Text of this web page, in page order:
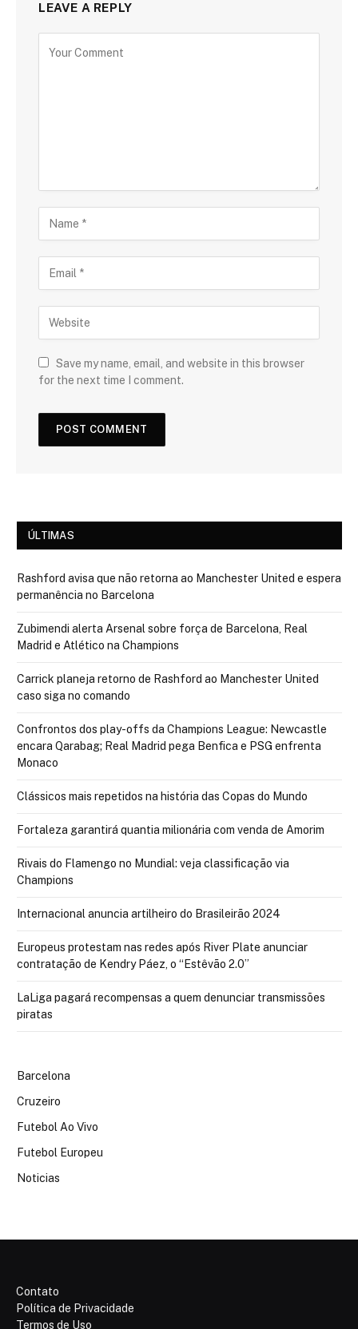
LEAVE A REPLY
Save my name, email, and website in this browser
for the next time I comment.
ÚLTIMAS
Rashford avisa que não retorna ao Manchester United e espera
permanência no Barcelona
Zubimendi alerta Arsenal sobre força de Barcelona, Real
Madrid e Atlético na Champions
Carrick planeja retorno de Rashford ao Manchester United
caso siga no comando
Confrontos dos play-offs da Champions League: Newcastle
encara Qarabag; Real Madrid pega Benfica e PSG enfrenta
Monaco
Clássicos mais repetidos na história das Copas do Mundo
Fortaleza garantirá quantia milionária com venda de Amorim
Rivais do Flamengo no Mundial: veja classificação via
Champions
Internacional anuncia artilheiro do Brasileirão 2024
Europeus protestam nas redes após River Plate anunciar
contratação de Kendry Páez, o “Estêvão 2.0”
LaLiga pagará recompensas a quem denunciar transmissões
piratas
Barcelona
Cruzeiro
Futebol Ao Vivo
Futebol Europeu
Noticias
Contato
Política de Privacidade
Termos de Uso